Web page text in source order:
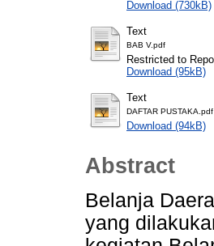
Download (730kB)
Text
BAB V.pdf
Restricted to
Download (95kB)
Text
DAFTAR PUSTAKA.pdf
Download (94kB)
Abstract
Belanja
yang